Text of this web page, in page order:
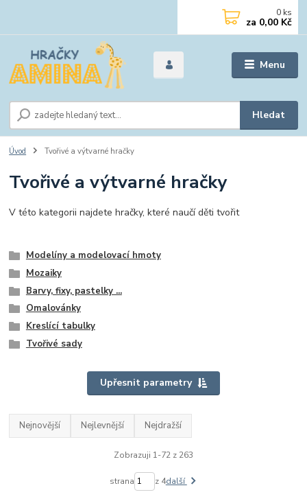
Menu
Hledat
0 ks
za 0,00 Kč
Úvod Tvořivé a výtvarné hračky
Tvořivé a výtvarné hračky
V této kategorii najdete hračky, které naučí děti tvořit
Modelíny a modelovací hmoty
Mozaiky
Barvy, fixy, pastelky ...
Omalovánky
Kreslící tabulky
Tvořivé sady
Upřesnit parametry
Nejnovější Nejlevnější Nejdražší
Zobrazuji 1-72 z 263
strana z 4další